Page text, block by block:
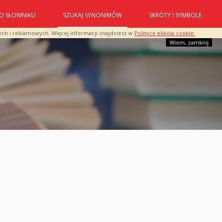
i reklamowych. Więcej informacji znajdziesz w Polityce plików cookie.
Wiem, zamknij
O SŁOWNIKU SZUKAJ SYNONIMÓW SKRÓTY I SYMBOLE